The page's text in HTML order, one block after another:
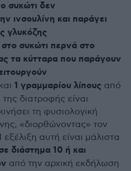
συκώτι δεν
ινσουλίνη και παράγει
γλυκόζης
στο συκώτι περνά στο
τα κύτταρα που παράγουν
1 γραμμαρίου λίπους από
διατροφής είναι
τη φυσιολογική
«διορθώνοντας» τον
αυτή είναι μάλιστα
διάστημα 10 ή και
από την αρχική εκδήλωση